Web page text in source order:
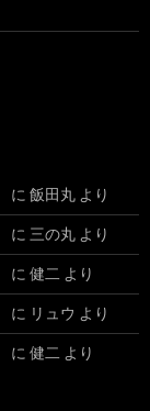
に 飯田丸 より
に 三の丸 より
に 健二 より
に リュウ より
に 健二 より